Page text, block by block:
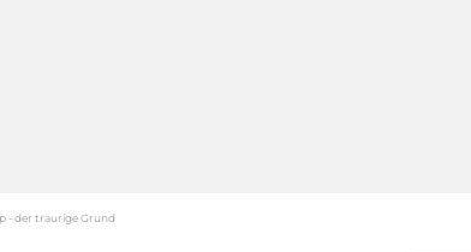
- der traurige Grund